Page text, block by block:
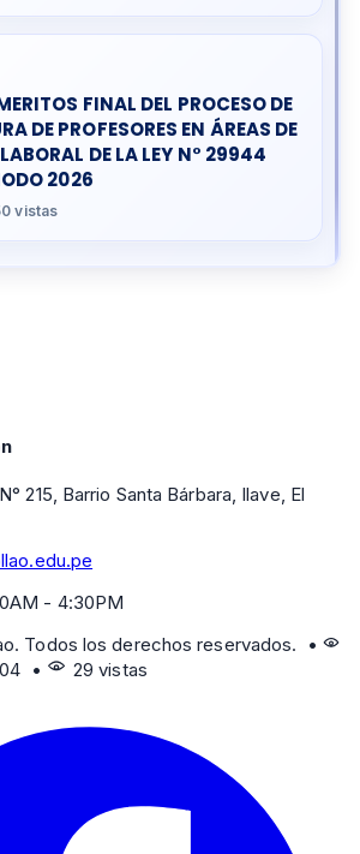
FINAL DEL PROCESO DE
DE PROFESORES EN ÁREAS DE
DE LA LEY N° 29944
2026
vistas
215, Barrio Santa Bárbara, Ilave, El
- 4:30PM
Todos los derechos reservados. •
• 29 vistas